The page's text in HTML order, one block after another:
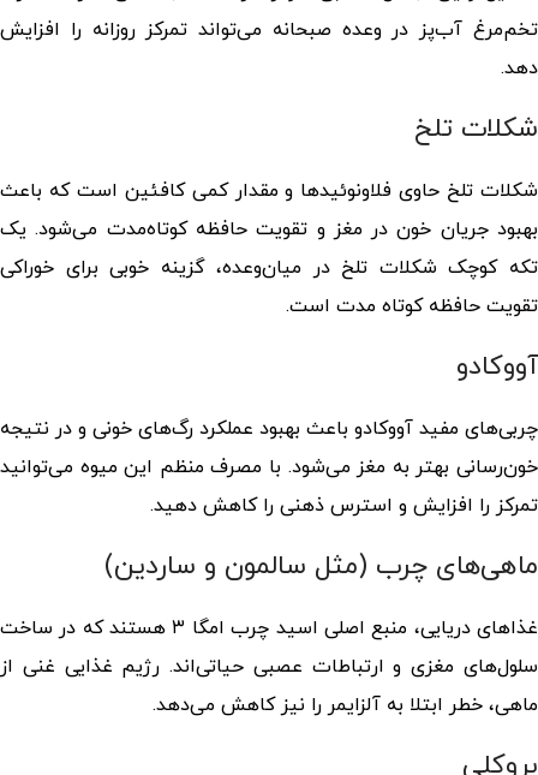
تخم‌مرغ آب‌پز در وعده صبحانه می‌تواند تمرکز روزانه را افزایش
دهد.
شکلات تلخ
شکلات تلخ حاوی فلاونوئیدها و مقدار کمی کافئین است که باعث
بهبود جریان خون در مغز و تقویت حافظه کوتاه‌مدت می‌شود. یک
تکه کوچک شکلات تلخ در میان‌وعده، گزینه خوبی برای خوراکی
تقویت حافظه کوتاه مدت است.
آووکادو
چربی‌های مفید آووکادو باعث بهبود عملکرد رگ‌های خونی و در نتیجه
خون‌رسانی بهتر به مغز می‌شود. با مصرف منظم این میوه می‌توانید
تمرکز را افزایش و استرس ذهنی را کاهش دهید.
ماهی‌های چرب (مثل سالمون و ساردین)
غذاهای دریایی، منبع اصلی اسید چرب امگا ۳ هستند که در ساخت
سلول‌های مغزی و ارتباطات عصبی حیاتی‌اند. رژیم غذایی غنی از
ماهی، خطر ابتلا به آلزایمر را نیز کاهش می‌دهد.
بروکلی